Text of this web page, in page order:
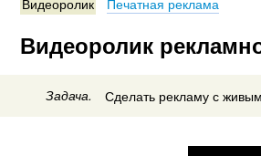
Видеоролик
Задача. Сделать рекламу с